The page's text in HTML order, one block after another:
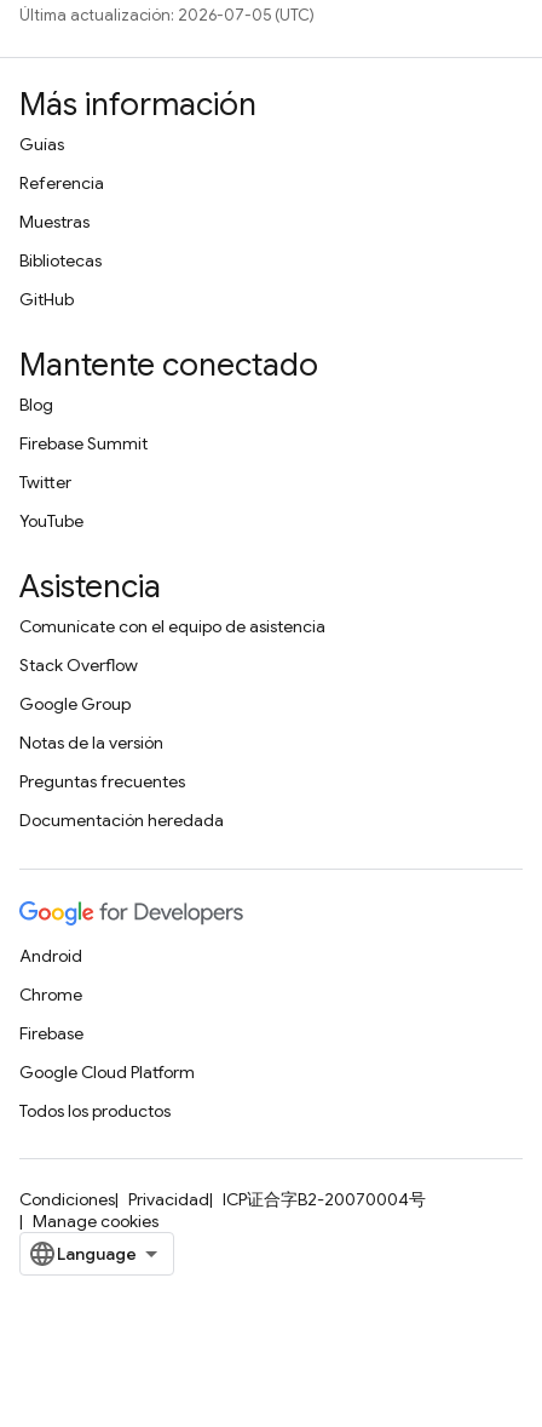
Última actualización: 2026-07-05 (UTC)
Más información
Guías
Referencia
Muestras
Bibliotecas
GitHub
Mantente conectado
Blog
Firebase Summit
Twitter
YouTube
Asistencia
Comunícate con el equipo de asistencia
Stack Overflow
Google Group
Notas de la versión
Preguntas frecuentes
Documentación heredada
Android
Chrome
Firebase
Google Cloud Platform
Todos los productos
Condiciones Privacidad
ICP证合字B2-20070004号
Manage cookies